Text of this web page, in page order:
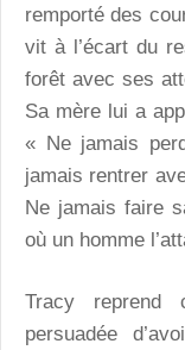
remporté des
vit à l’écart du
forêt avec ses
Sa mère lui a
« Ne jamais
jamais rentrer
Ne jamais faire
où un homme
Tracy reprend
persuadée